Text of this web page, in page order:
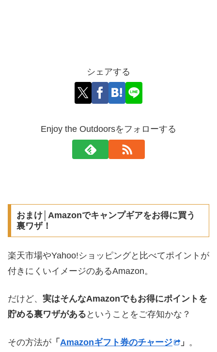
シェアする
Enjoy the Outdoorsをフォローする
おまけ│Amazonでキャンプギアをお得に買う
裏ワザ！
楽天市場やYahoo!ショッピングと比べてポイントが
付きにくいイメージのあるAmazon。
だけど、 実はそんなAmazonでもお得にポイントを
貯める裏ワザがある ということをご存知かな？
その方法が 「 Amazonギフト券のチャージ 」 。